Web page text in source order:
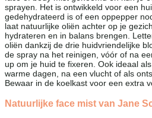
sprayen. Het is ontwikkeld voor een
gedehydrateerd is of een oppepper
laat natuurlijke oliën achter op je
hydrateren en in balans brengen.
oliën dankzij de drie huidvriendelijke
de spray na het reinigen, vóór of na
up om je huid te fixeren. Ook ideaal
warme dagen, na een vlucht of als
Bewaar in de koelkast voor een extra
Natuurlijke face mist van Jane